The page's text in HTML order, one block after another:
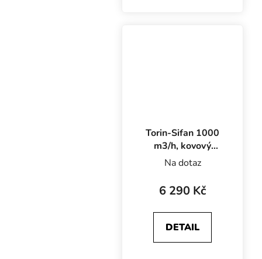
Torin-Sifan 1000
m3/h, kovový
ventilátor ulita
Na dotaz
6 290 Kč
DETAIL